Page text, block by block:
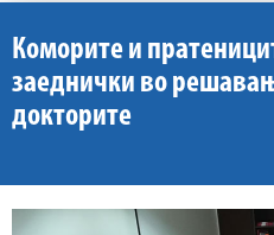
Коморите и
заеднички во
докторите